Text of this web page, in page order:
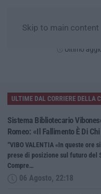
Skip to main content
Ultimo
ULTIME DAL CORRIERE DELLA
Sistema Bibliotecario
Romeo: «Il Fallimento È Di
“VIBO VALENTIA «In queste ore
prese di posizione sul futuro del
Compre…
06 Agosto, 22:18